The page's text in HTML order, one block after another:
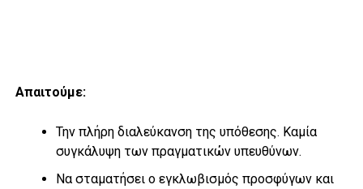
Απαιτούμε:
Την πλήρη διαλεύκανση της υπόθεσης. Καμία
συγκάλυψη των πραγματικών υπευθύνων.
Να σταματήσει ο εγκλωβισμός προσφύγων και